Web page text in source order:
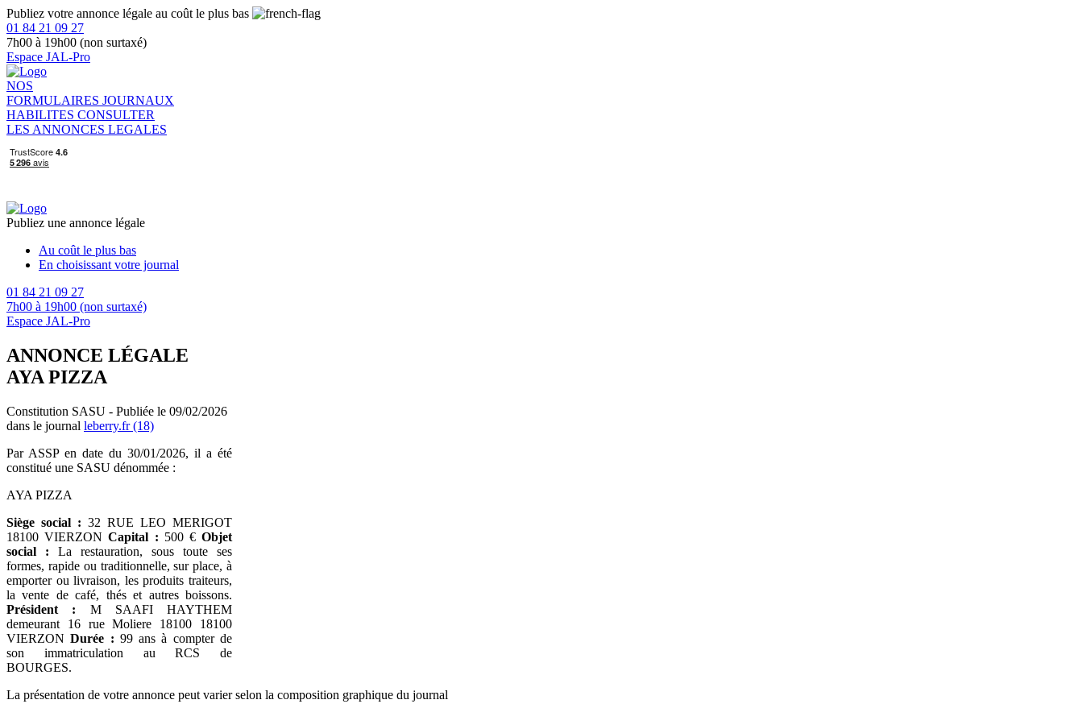
Publiez votre annonce légale au coût le plus bas
01 84 21 09 27
7h00 à 19h00 (non surtaxé)
Espace JAL-Pro
NOS
FORMULAIRES JOURNAUX
HABILITES CONSULTER
LES ANNONCES LEGALES
Publiez une annonce légale
Au coût le plus bas
En choisissant votre journal
01 84 21 09 27
7h00 à 19h00 (non surtaxé)
Espace JAL-Pro
ANNONCE LÉGALE
AYA PIZZA
Constitution SASU - Publiée le 09/02/2026
dans le journal leberry.fr (18)
Par ASSP en date du 30/01/2026, il a été
constitué une SASU dénommée :
AYA PIZZA
Siège social : 32 RUE LEO MERIGOT
18100 VIERZONCapital : 500 €Objet
social : La restauration, sous toute ses
formes, rapide ou traditionnelle, sur place, à
emporter ou livraison, les produits traiteurs,
la vente de café, thés et autres boissons.
Président : M SAAFI HAYTHEM
demeurant 16 rue Moliere 18100 18100
VIERZONDurée : 99 ans à compter de
son immatriculation au RCS de
BOURGES.
La présentation de votre annonce peut varier selon la composition graphique du journal